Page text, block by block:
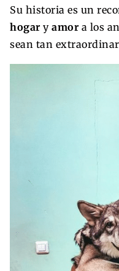
Su historia es un
hogary amora los
sean tan